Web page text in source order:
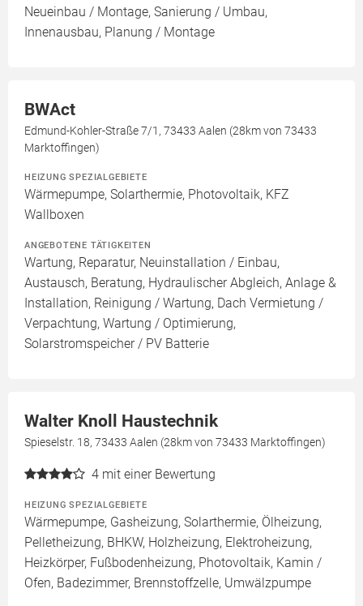
Neueinbau / Montage, Sanierung / Umbau,
Innenausbau, Planung / Montage
BWAct
Edmund-Kohler-Straße 7/1, 73433 Aalen (28km von 73433
Marktoffingen)
HEIZUNG SPEZIALGEBIETE
Wärmepumpe, Solarthermie, Photovoltaik, KFZ
Wallboxen
ANGEBOTENE TÄTIGKEITEN
Wartung, Reparatur, Neuinstallation / Einbau,
Austausch, Beratung, Hydraulischer Abgleich, Anlage &
Installation, Reinigung / Wartung, Dach Vermietung /
Verpachtung, Wartung / Optimierung,
Solarstromspeicher / PV Batterie
Walter Knoll Haustechnik
Spieselstr. 18, 73433 Aalen (28km von 73433 Marktoffingen)
4 mit einer Bewertung
HEIZUNG SPEZIALGEBIETE
Wärmepumpe, Gasheizung, Solarthermie, Ölheizung,
Pelletheizung, BHKW, Holzheizung, Elektroheizung,
Heizkörper, Fußbodenheizung, Photovoltaik, Kamin /
Ofen, Badezimmer, Brennstoffzelle, Umwälzpumpe